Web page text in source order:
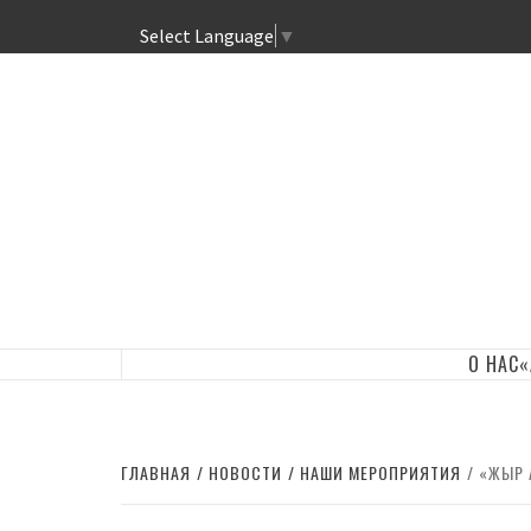
Select Language ▼
О НАС
ГЛАВНАЯ НОВОСТИ НАШИ МЕРОПРИЯТИЯ «ЖЫР